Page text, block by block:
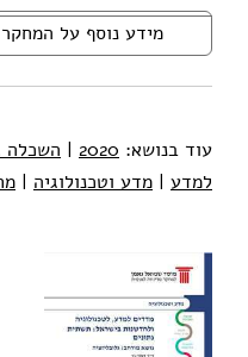
מידע נוסף על המחקר
עוד בנושא: 2020
| השכלה
למדע | מדע וטכנולוגיה |